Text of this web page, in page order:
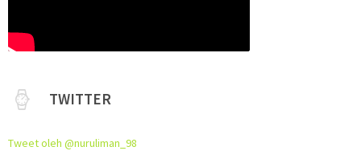
TWITTER
Tweet oleh @nuruliman_98